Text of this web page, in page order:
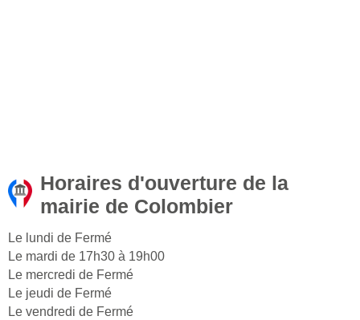
Horaires d'ouverture de la
mairie de Colombier
Le lundi de Fermé
Le mardi de 17h30 à 19h00
Le mercredi de Fermé
Le jeudi de Fermé
Le vendredi de Fermé